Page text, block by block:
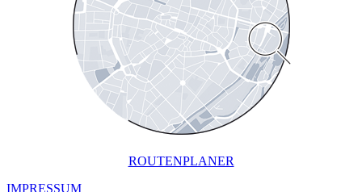
ROUTENPLANER
IMPRESSUM